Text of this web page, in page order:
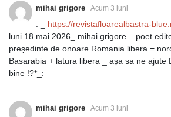
mihai grigore Acum 3 luni
: _ https://revistafloarealbastra-
luni 18 mai 2026_ mihai grigore –
președinte de onoare Romania libera =
Basarabia + latura libera _ așa sa ne ajute
bine !?*_:
mihai grigore Acum 3 luni